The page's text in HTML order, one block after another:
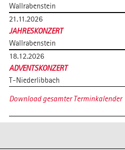
Wallrabenstein
21.11.2026
JAHRESKONZERT
Wallrabenstein
18.12.2026
ADVENTSKONZERT
T-Niederlibbach
Download gesamter Terminkalender